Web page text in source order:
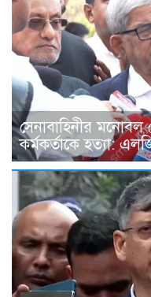
সেনাবাহিনীর
কর্মকর্তাকে হত্যা: